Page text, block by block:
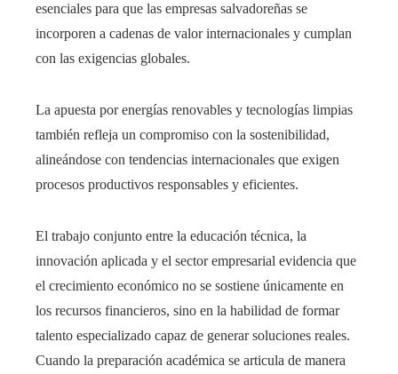
esenciales para que las empresas salvadoreñas se
incorporen a cadenas de valor internacionales y cumplan
con las exigencias globales.
La apuesta por energías renovables y tecnologías limpias
también refleja un compromiso con la sostenibilidad,
alineándose con tendencias internacionales que exigen
procesos productivos responsables y eficientes.
El trabajo conjunto entre la educación técnica, la
innovación aplicada y el sector empresarial evidencia que
el crecimiento económico no se sostiene únicamente en
los recursos financieros, sino en la habilidad de formar
talento especializado capaz de generar soluciones reales.
Cuando la preparación académica se articula de manera